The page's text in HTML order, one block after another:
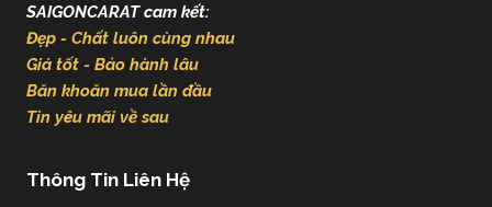
SAIGONCARAT cam kết:
Đẹp - Chất luôn cùng nhau
Giá tốt - Bảo hành lâu
Băn khoăn mua lần đầu
Tin yêu mãi về sau
Thông Tin Liên Hệ